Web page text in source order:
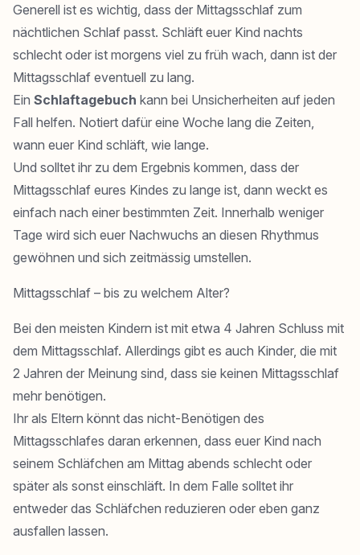
Generell ist es wichtig, dass der Mittagsschlaf zum
nächtlichen Schlaf passt. Schläft euer Kind nachts
schlecht oder ist morgens viel zu früh wach, dann ist der
Mittagsschlaf eventuell zu lang.
Ein Schlaftagebuch kann bei Unsicherheiten auf jeden
Fall helfen. Notiert dafür eine Woche lang die Zeiten,
wann euer Kind schläft, wie lange.
Und solltet ihr zu dem Ergebnis kommen, dass der
Mittagsschlaf eures Kindes zu lange ist, dann weckt es
einfach nach einer bestimmten Zeit. Innerhalb weniger
Tage wird sich euer Nachwuchs an diesen Rhythmus
gewöhnen und sich zeitmässig umstellen.
Mittagsschlaf – bis zu welchem Alter?
Bei den meisten Kindern ist mit etwa 4 Jahren Schluss mit
dem Mittagsschlaf. Allerdings gibt es auch Kinder, die mit
2 Jahren der Meinung sind, dass sie keinen Mittagsschlaf
mehr benötigen.
Ihr als Eltern könnt das nicht-Benötigen des
Mittagsschlafes daran erkennen, dass euer Kind nach
seinem Schläfchen am Mittag abends schlecht oder
später als sonst einschläft. In dem Falle solltet ihr
entweder das Schläfchen reduzieren oder eben ganz
ausfallen lassen.